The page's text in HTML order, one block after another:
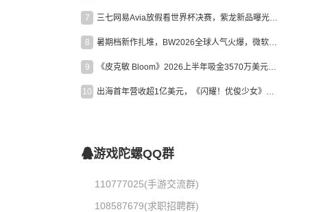
7 三七网易Avia放假看世界杯决赛，紫龙新品曝光，米哈游新作上线 | 陀螺周报
8 暑期档新作扎堆，BW2026全球人气火爆，微软XBOX大裁员|陀螺周报
9 《皮克敏 Bloom》2026上半年吸金3570万美元，中国台湾成最大市场
10 出海首年营收超1亿美元，《闪耀！优俊少女》美国市场占比达七成
游戏陀螺QQ群
110777025(手游交流群)
108587679(求职招聘群)